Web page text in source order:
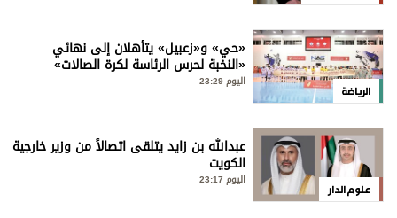
الرياضة
«حي» و«زعبيل» يتأهلان إلى نهائي
«النخبة لحرس الرئاسة لكرة الصالات»
اليوم 23:29
علوم الدار
عبدالله بن زايد يتلقى اتصالاً من وزير خارجية
الكويت
اليوم 23:17